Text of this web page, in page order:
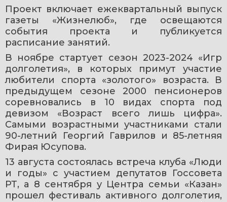
Проект включает ежеквартальный выпуск
газеты «Жизнелюб», где освещаются
события проекта и публикуется
расписание занятий.
В ноябре стартует сезон 2023-2024 «Игр
долголетия», в которых примут участие
любители спорта «золотого» возраста. В
предыдущем сезоне 2000 пенсионеров
соревновались в 10 видах спорта под
девизом «Возраст всего лишь цифра».
Самыми возрастными участниками стали
90-летний Георгий Гаврилов и 85-летняя
Фирая Юсупова.
13 августа состоялась встреча клуба «Люди
и годы» с участием депутатов Госсовета
РТ, а 8 сентября у Центра семьи «Казан»
прошел фестиваль активного долголетия,